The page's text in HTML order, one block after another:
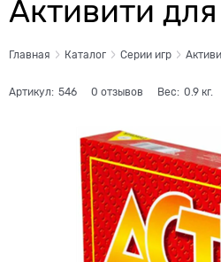
Активити
Главная Каталог Серии игр
Артикул: 546 0 отзывов Вес: 0.9 кг.